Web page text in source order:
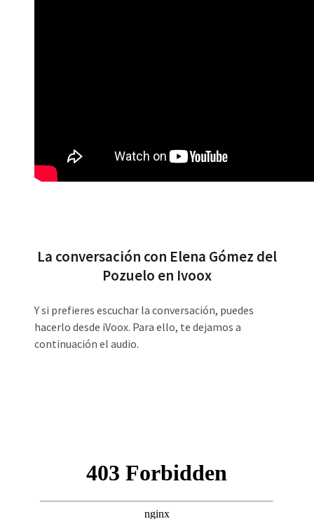
La conversación con Elena Gómez del
Pozuelo en Ivoox
Y si prefieres escuchar la conversación, puedes
hacerlo desde iVoox. Para ello, te dejamos a
continuación el audio.